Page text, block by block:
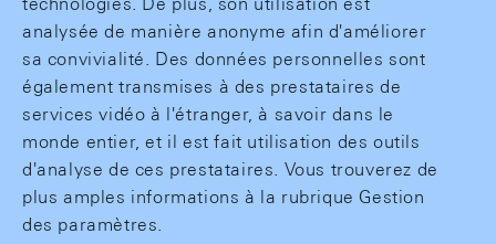
analysée de manière anonyme afin d'améliorer
sa convivialité. Des données personnelles sont
également transmises à des prestataires de
services vidéo à l'étranger, à savoir dans le
monde entier, et il est fait utilisation des outils
d'analyse de ces prestataires. Vous trouverez de
plus amples informations à la rubrique Gestion
des paramètres.